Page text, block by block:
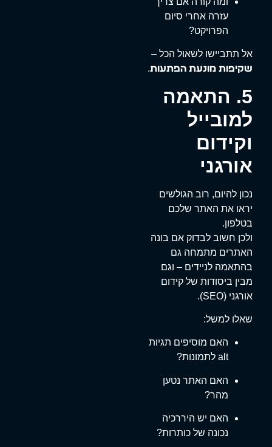
עזרה אחרי סיום
הפרויקט?
אל תתביישו לשאול הכל –
שקיפות מונעת הפתעות.
5. התאמה
למובייל
וקידום
אורגני
נכון להיום, רוב הגולשים
יראו את האתר שלכם
בטלפון.
ולכן חשוב לבדוק אם בונה
האתרים מתמחה גם
בהתאמה לניידים – וגם
מבין ביסודות של קידום
אורגני (SEO).
שאלו למשל:
האם מוסיפים תגיות
alt לתמונות?
האם האתר נטען
מהר?
האם יש היררכיה
נכונה של כותרות?